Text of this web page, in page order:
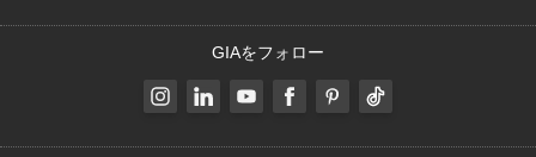
GIAをフォロー